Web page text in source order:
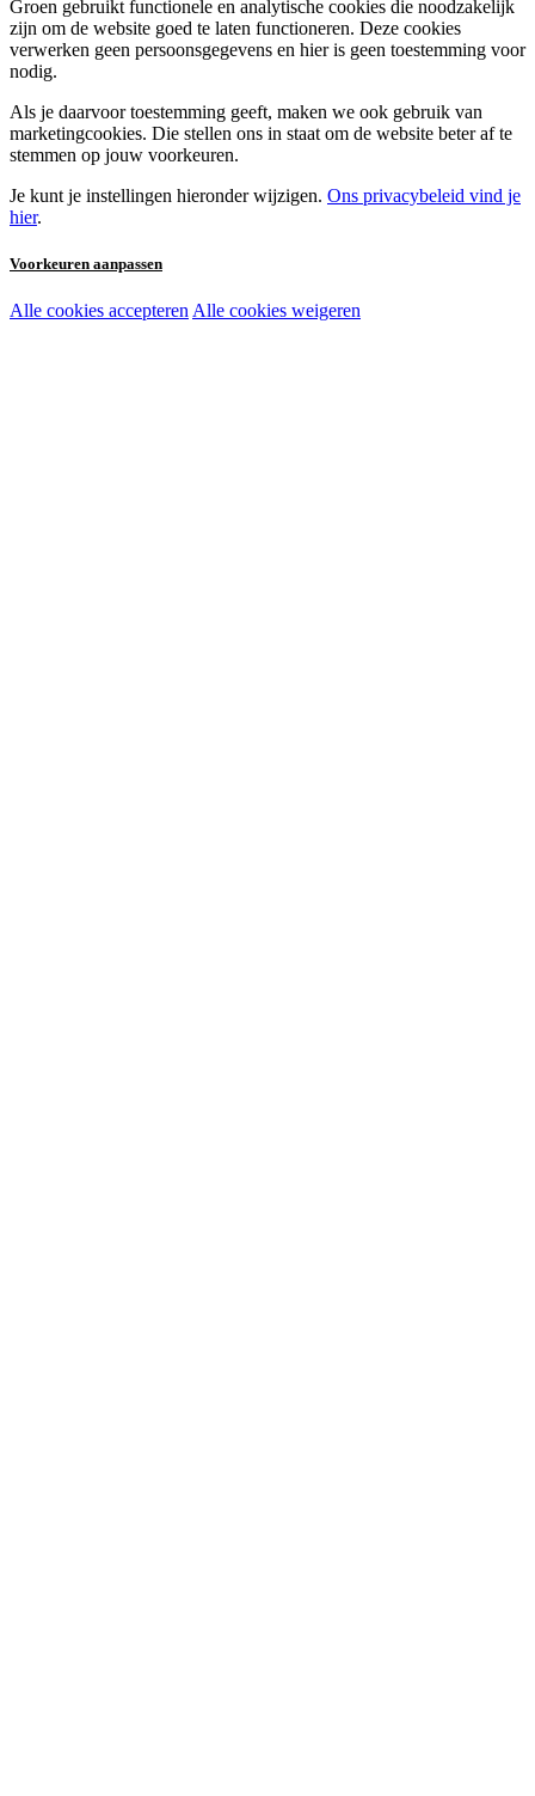
Groen gebruikt functionele en analytische cookies die noodzakelijk
zijn om de website goed te laten functioneren. Deze cookies
verwerken geen persoonsgegevens en hier is geen toestemming voor
nodig.
Als je daarvoor toestemming geeft, maken we ook gebruik van
marketingcookies. Die stellen ons in staat om de website beter af te
stemmen op jouw voorkeuren.
Je kunt je instellingen hieronder wijzigen. Ons privacybeleid vind je
hier.
Voorkeuren aanpassen
Noodzakelijke cookies:
Alle cookies accepteren Alle cookies weigeren